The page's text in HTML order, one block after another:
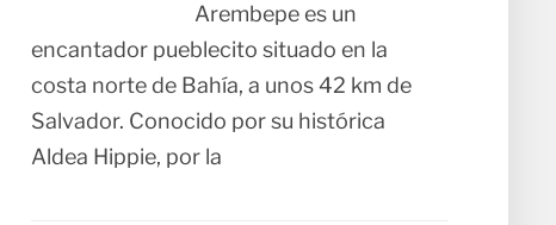
Arembepe es un
encantador pueblecito situado en la
costa norte de Bahía, a unos 42 km de
Salvador. Conocido por su histórica
Aldea Hippie, por la